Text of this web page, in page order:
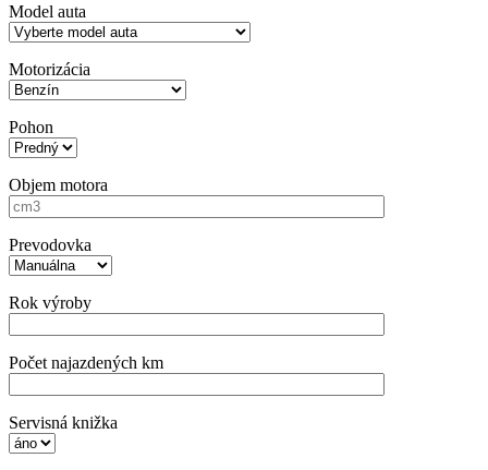
Model auta
Motorizácia
Pohon
Objem motora
Prevodovka
Rok výroby
Počet najazdených km
Servisná knižka